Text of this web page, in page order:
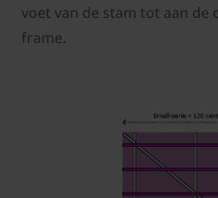
voet van de stam tot aan de
frame.